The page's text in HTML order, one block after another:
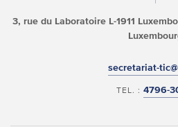
3, rue du Laboratoire L-1911
secretariat-
TEL. : 4796-